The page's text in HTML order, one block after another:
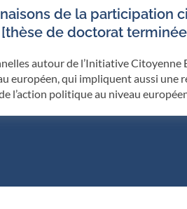
de la participation
de doctorat
autour de l’Initiative Citoyenne
européen, qui impliquent aussi une
l’action politique au niveau